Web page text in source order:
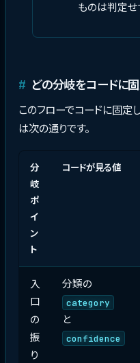
ものは判定せ
どの分岐をコードに
このフローでコードに固定
は次の通りです。
分
岐
ポ
イ
ン
ト
コードが見る値
入
口
の
振
り
分類の
category
と
confidence